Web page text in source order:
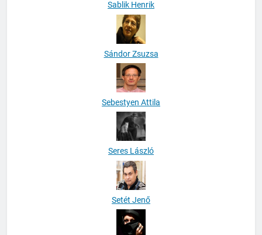
Sablik Henrik
Sándor Zsuzsa
Sebestyen Attila
Seres László
Setét Jenő